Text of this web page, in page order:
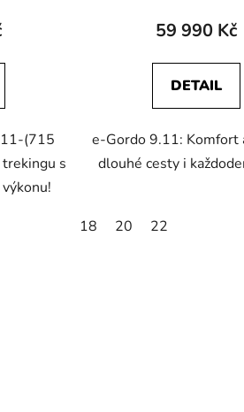
(715
s
59 990 Kč
DETAIL
e-Gordo 9.11: Komfort
dlouhé cesty i
18 20 22